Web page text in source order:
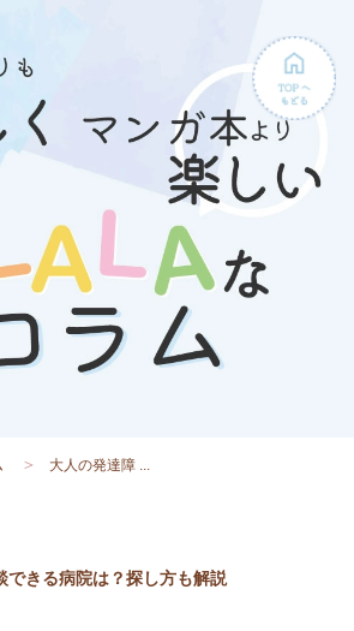
大人の発達障 ...
できる病院は？探し方も解説